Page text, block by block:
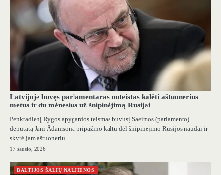
Latvijoje buvęs parlamentaras nuteistas kalėti aštuonerius
metus ir du mėnesius už šnipinėjimą Rusijai
Penktadienį Rygos apygardos teismas buvusį Saeimos (parlamento)
deputatą Jānį Ādamsoną pripažino kaltu dėl šnipinėjimo Rusijos naudai ir
skyrė jam aštuonerių…
17 sausio, 2026
BALTIJOS ŠALIŲ NAUJIENOS